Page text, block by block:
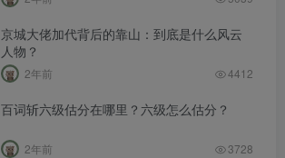
京城大佬加代背后的靠山：到底是什么风云
人物？
2年前 4412
百词斩六级估分在哪里？六级怎么估分？
2年前 3728